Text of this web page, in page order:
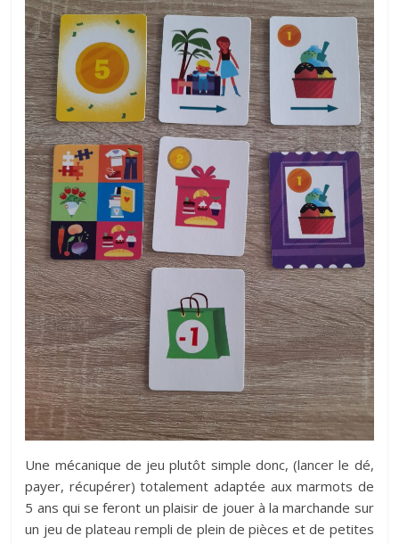
Une mécanique de jeu plutôt simple donc, (lancer le dé,
payer, récupérer) totalement adaptée aux marmots de
5 ans qui se feront un plaisir de jouer à la marchande sur
un jeu de plateau rempli de plein de pièces et de petites